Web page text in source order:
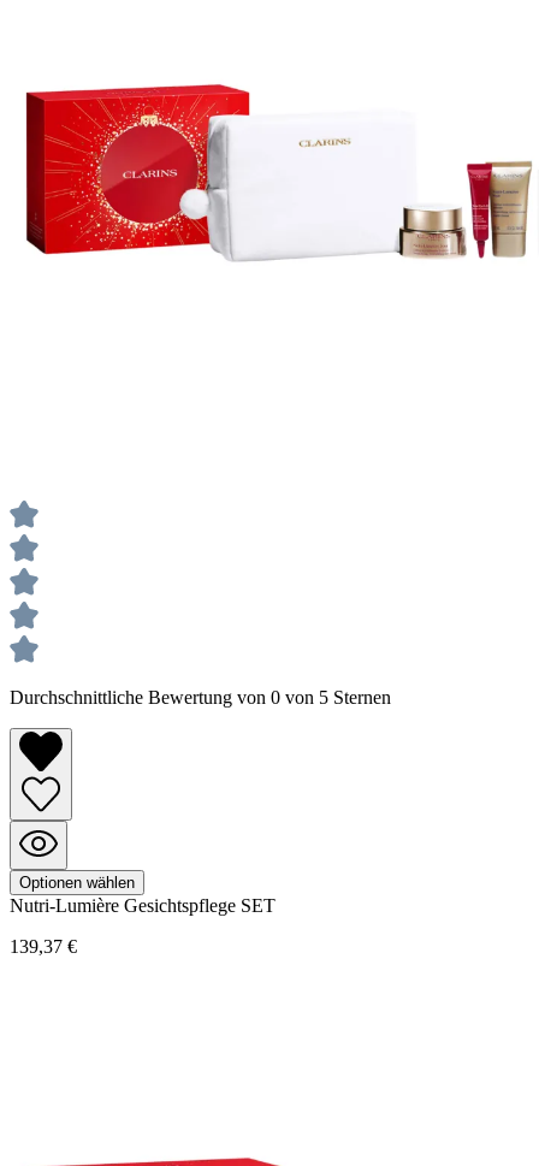
Durchschnittliche Bewertung von 0 von 5 Sternen
Optionen wählen
Nutri-Lumière Gesichtspflege SET
139,37 €